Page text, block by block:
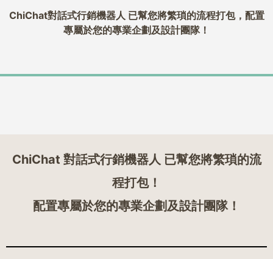
ChiChat對話式行銷機器人 已幫您將繁瑣的流程打包，配置
專屬於您的專業企劃及設計團隊！
ChiChat 對話式行銷機器人 已幫您將繁瑣的流
程打包！
配置專屬於您的專業企劃及設計團隊！